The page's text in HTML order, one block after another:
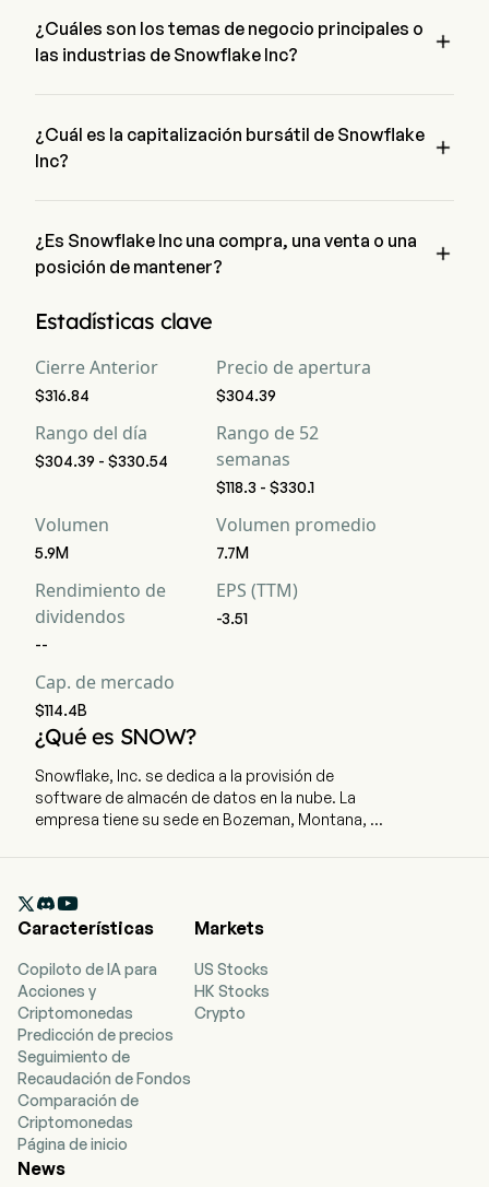
¿Cuáles son los temas de negocio principales o
las industrias de Snowflake Inc?

¿Cuál es la capitalización bursátil de Snowflake
Inc?

¿Es Snowflake Inc una compra, una venta o una
posición de mantener?

calificaciones de análisis para Snowflake Inc, incluyendo 15
venta
Estadísticas clave
Cierre Anterior
$316.84
Precio de apertura
$304.39
Rango del día
$304.39 - $330.54
Rango de 52
semanas
$118.3 - $330.1
Volumen
5.9M
Volumen promedio
7.7M
Rendimiento de
dividendos
--
EPS (TTM)
-3.51
Cap. de mercado
$114.4B
¿Qué es SNOW?
Snowflake, Inc. se dedica a la provisión de
software de almacén de datos en la nube. La
empresa tiene su sede en Bozeman, Montana, y
tecnología que impulsa el AI Data Cloud, lo que
permite a los clientes consolidar datos en una
útil, aplicar inteligencia artificial (IA) para resolver
problemas empresariales, desarrollar
aplicaciones de datos, y compartir datos y
productos de datos. La empresa ofrece su
plataforma a través de un modelo de negocio
centrado en el cliente y basado en consumo. Su
arquitectura nativa de la nube consta de tres
capas independientemente escalables, pero
lógicamente integradas, a través de
procesamiento, almacenamiento y servicios en

Características
Copiloto de IA para
Acciones y
Criptomonedas
Predicción de precios
Seguimiento de
Recaudación de Fondos
Comparación de
Criptomonedas
Página de inicio
Markets
US Stocks
HK Stocks
Crypto
News